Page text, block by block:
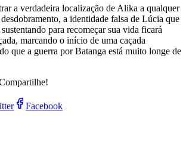
a verdadeira localização de Alika a qualquer
a identidade falsa de Lúcia que
para recomeçar sua vida ficará
marcando o início de uma caçada
que a guerra por Batanga está muito longe de
Facebook